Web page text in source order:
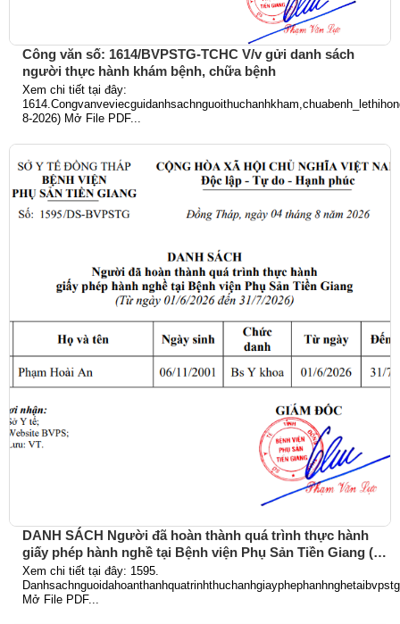
Công văn số: 1614/BVPSTG-TCHC V/v gửi danh sách
người thực hành khám bệnh, chữa bệnh
Xem chi tiết tại đây:
8-2026) Mở File PDF...
DANH SÁCH Người đã hoàn thành quá trình thực hành
giấy phép hành nghề tại Bệnh viện Phụ Sản Tiền Giang (Từ
ngày 01/6/2026 đến 31/7/2026)
Xem chi tiết tại đây: 1595.
Mở File PDF...